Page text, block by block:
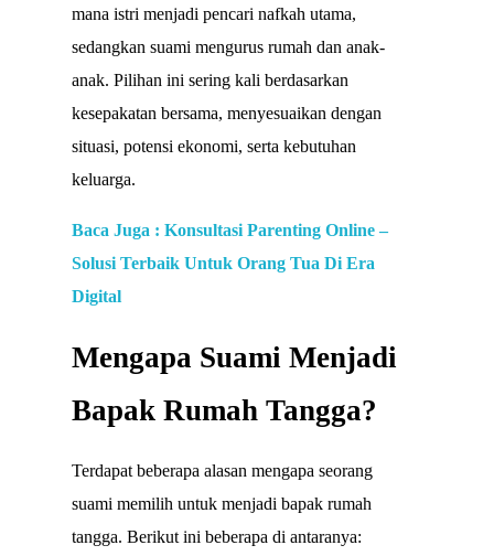
mana istri menjadi pencari nafkah utama,
sedangkan suami mengurus rumah dan anak-
anak. Pilihan ini sering kali berdasarkan
kesepakatan bersama, menyesuaikan dengan
situasi, potensi ekonomi, serta kebutuhan
keluarga.
Baca Juga : Konsultasi Parenting Online –
Solusi Terbaik Untuk Orang Tua Di Era
Digital
Mengapa Suami Menjadi
Bapak Rumah Tangga?
Terdapat beberapa alasan mengapa seorang
suami memilih untuk menjadi bapak rumah
tangga. Berikut ini beberapa di antaranya: